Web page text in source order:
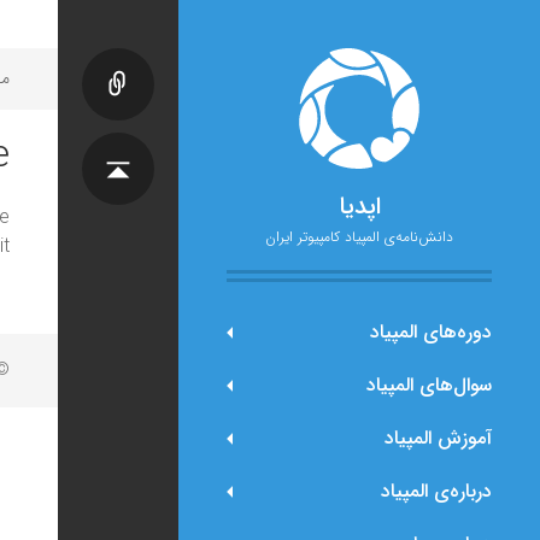
اپدیا
دانش‌نامه‌ی المپیاد کامپیوتر ایران
دوره‌های المپیاد
سوال‌های المپیاد
آموزش المپیاد
درباره‌ی المپیاد